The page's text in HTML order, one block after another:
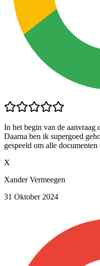
In het begin van de aanvraag
Daarna ben ik supergoed
gespeeld om alle
X
Xander Vermeegen
31 Oktober 2024